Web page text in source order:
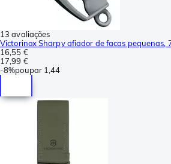
13 avaliações
Victorinox Sharpy afiador de facas pequenas,
16,55 €
17,99 €
-8%poupar 1,44